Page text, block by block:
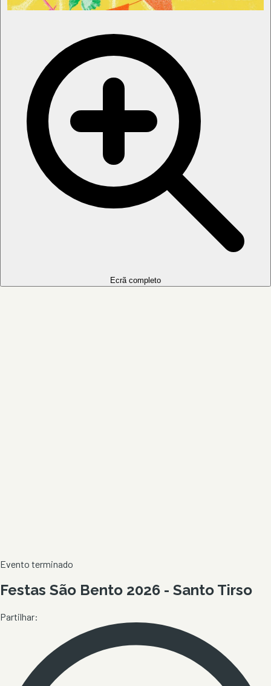
Ecrã completo
Evento terminado
Festas São Bento 2026 - Santo Tirso
Partilhar: